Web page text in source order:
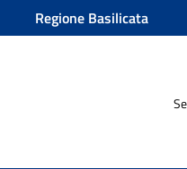
Regione Basilicata